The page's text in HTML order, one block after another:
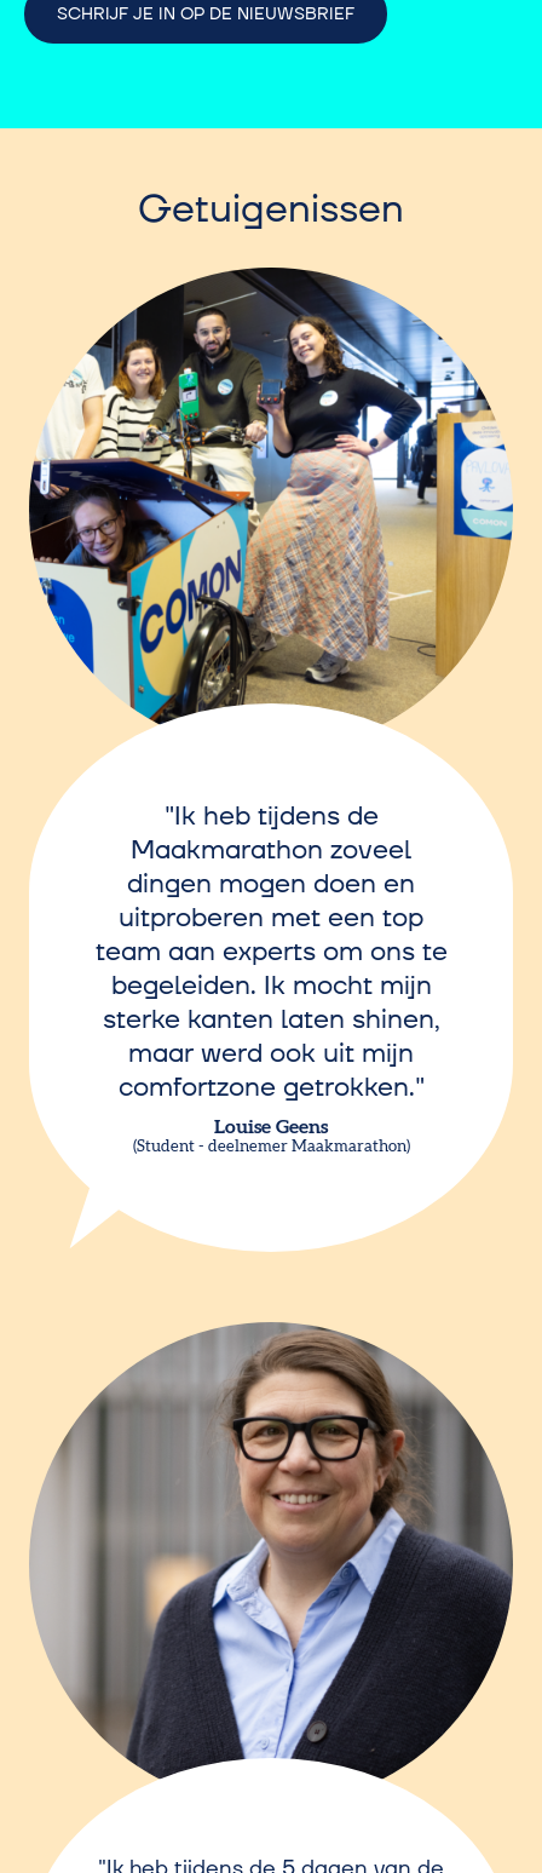
Getuigenissen
Ik heb tijdens de
Maakmarathon zoveel
dingen mogen doen en
uitproberen met een top
team aan experts om ons te
begeleiden. Ik mocht mijn
sterke kanten laten shinen,
maar werd ook uit mijn
comfortzone getrokken.
Louise Geens
Student - deelnemer Maakmarathon